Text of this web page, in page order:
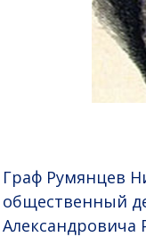
Граф Румянцев
общественный